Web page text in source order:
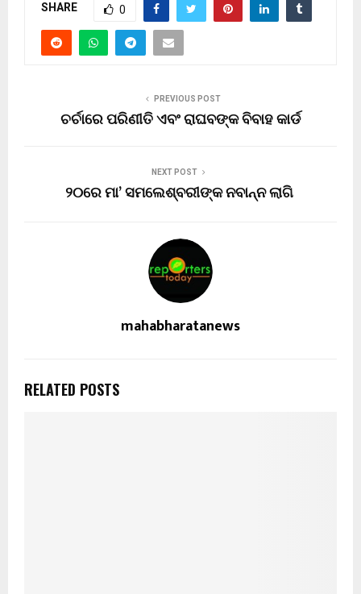
SHARE 0
PREVIOUS POST
ଚର୍ଚାରେ ପରିଣୀତି ଏବଂ ରାଘବଙ୍କ ବିବାହ କାର୍ଡ
NEXT POST
୨୦ରେ ମା’ ସମଲେଶ୍ବରୀଙ୍କ ନବାନ୍ନ ଲାଗି
mahabharatanews
RELATED POSTS